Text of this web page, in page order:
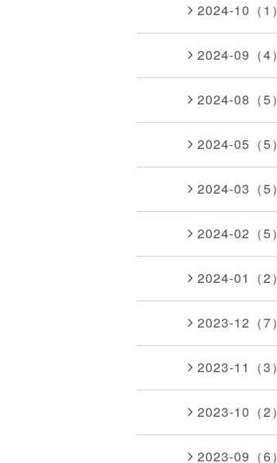
2024-10（1）
2024-09（4）
2024-08（5）
2024-05（5）
2024-03（5）
2024-02（5）
2024-01（2）
2023-12（7）
2023-11（3）
2023-10（2）
2023-09（6）